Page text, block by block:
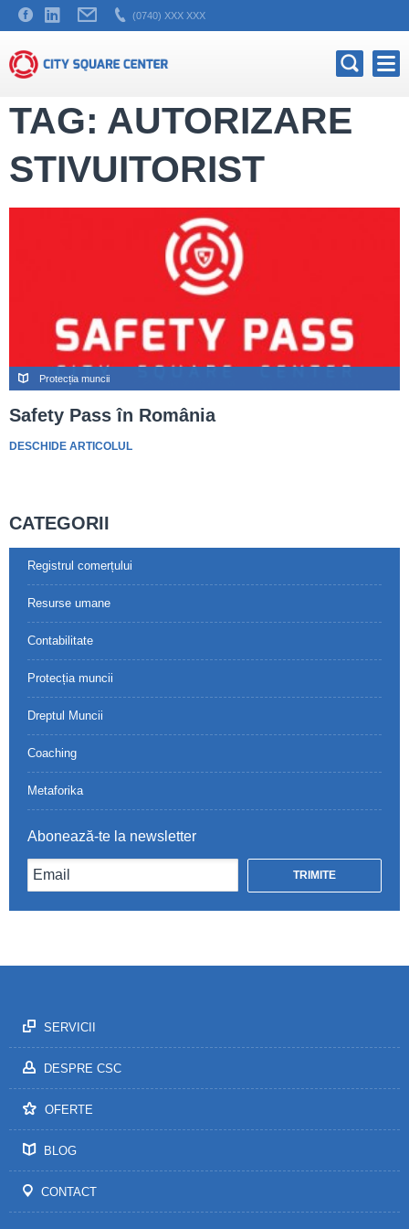
(0740) XXX XXX
TAG: AUTORIZARE
STIVUITORIST
Protecția muncii
Safety Pass în România
DESCHIDE ARTICOLUL
CATEGORII
Registrul comerțului
Resurse umane
Contabilitate
Protecția muncii
Dreptul Muncii
Coaching
Metaforika
Abonează-te la newsletter
SERVICII
DESPRE CSC
OFERTE
BLOG
CONTACT